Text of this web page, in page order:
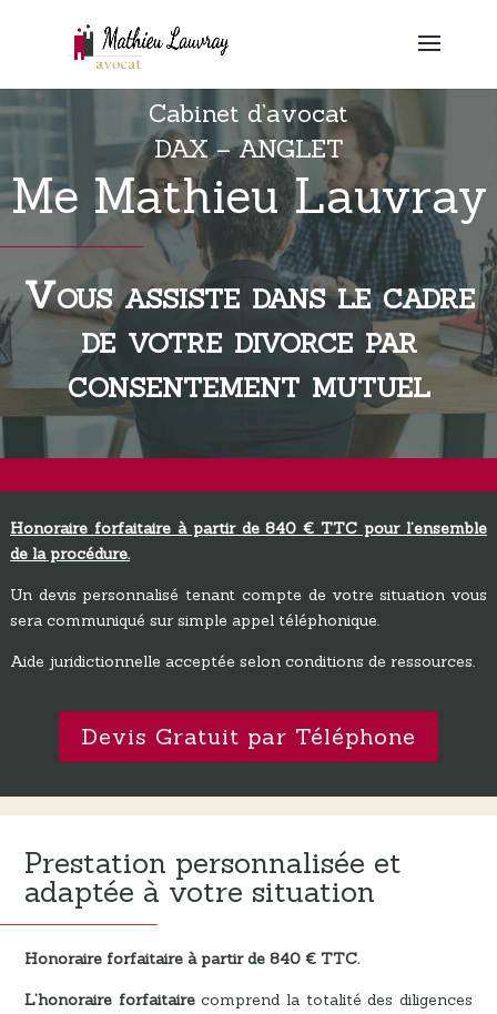
Cabinet d’avocat
DAX – ANGLET
Me Mathieu Lauvray
Vous assiste dans le cadre
de votre divorce par
consentement mutuel
Honoraire forfaitaire à partir de 840 € TTC pour l’ensemble
de la procédure.
Un devis personnalisé tenant compte de votre situation vous
sera communiqué sur simple appel téléphonique.
Aide juridictionnelle acceptée selon conditions de ressources.
Devis Gratuit par Téléphone
Prestation personnalisée et
adaptée à votre situation
Honoraire forfaitaire à partir de 840 € TTC.
L’honoraire forfaitaire comprend la totalité des diligences